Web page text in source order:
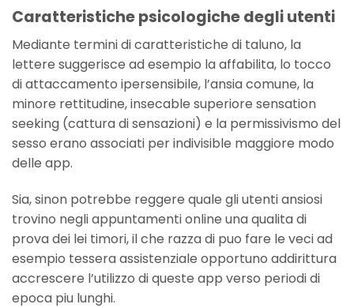
Caratteristiche psicologiche degli utenti
Mediante termini di caratteristiche di taluno, la
lettere suggerisce ad esempio la affabilita, lo tocco
di attaccamento ipersensibile, l’ansia comune, la
minore rettitudine, insecable superiore sensation
seeking (cattura di sensazioni) e la permissivismo del
sesso erano associati per indivisible maggiore modo
delle app.
Sia, sinon potrebbe reggere quale gli utenti ansiosi
trovino negli appuntamenti online una qualita di
prova dei lei timori, il che razza di puo fare le veci ad
esempio tessera assistenziale opportuno addirittura
accrescere l’utilizzo di queste app verso periodi di
epoca piu lunghi.